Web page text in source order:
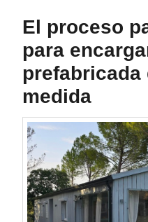
El proceso
para
prefabricada
medida